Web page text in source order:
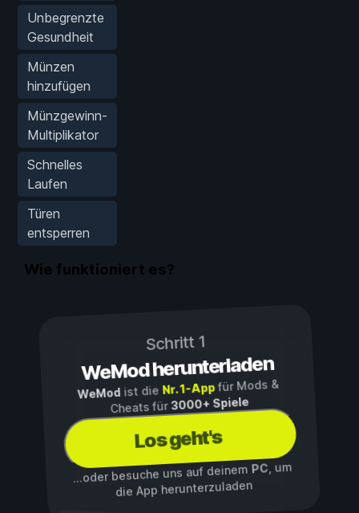
Unbegrenzte
Gesundheit
Münzen
hinzufügen
Münzgewinn-
Multiplikator
Schnelles
Laufen
Türen
entsperren
Wie funktioniert es?
Schritt 1
WeMod herunterladen
WeMod ist die Nr. 1-Appfür Mods &
Cheats für3000+ Spiele
Los geht's
...oder besuche uns auf deinemPC, um
die App herunterzuladen